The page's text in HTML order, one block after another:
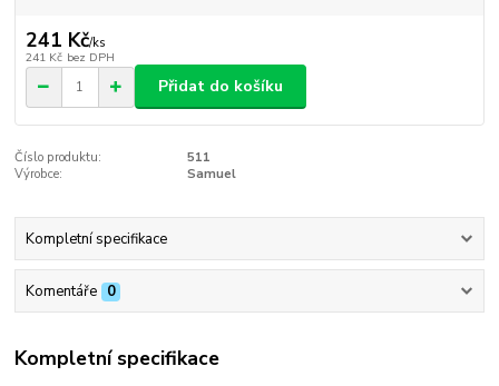
241 Kč/ks
241 Kč bez DPH
Přidat do košíku
Číslo produktu:
511
Výrobce:
Samuel
Kompletní specifikace
Komentáře 0
Kompletní specifikace